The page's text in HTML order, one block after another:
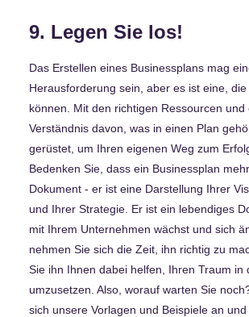
9. Legen Sie los!
Das Erstellen eines Businessplans mag
Herausforderung sein, aber es ist eine,
können. Mit den richtigen Ressourcen und
Verständnis davon, was in einen Plan
gerüstet, um Ihren eigenen Weg zum
Bedenken Sie, dass ein Businessplan
Dokument - er ist eine Darstellung Ihrer
und Ihrer Strategie. Er ist ein lebendiges
mit Ihrem Unternehmen wächst und sich
nehmen Sie sich die Zeit, ihn richtig zu
Sie ihn Ihnen dabei helfen, Ihren Traum in
umzusetzen. Also, worauf warten Sie
sich unsere Vorlagen und Beispiele an